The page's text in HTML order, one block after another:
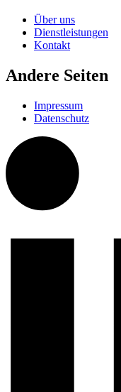
Über uns
Dienstleistungen
Kontakt
Andere Seiten
Impressum
Datenschutz